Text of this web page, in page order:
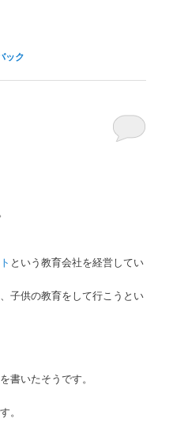
ック
という教育会社を経営してい
子供の教育をして行こうとい
書いたそうです。
。